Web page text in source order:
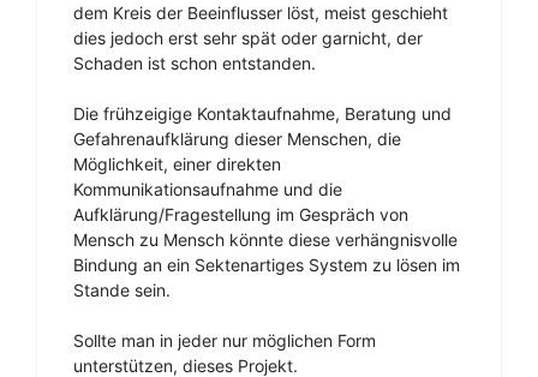
dem Kreis der Beeinflusser löst, meist geschieht
dies jedoch erst sehr spät oder garnicht, der
Schaden ist schon entstanden.
Die frühzeigige Kontaktaufnahme, Beratung und
Gefahrenaufklärung dieser Menschen, die
Möglichkeit, einer direkten
Kommunikationsaufnahme und die
Aufklärung/Fragestellung im Gespräch von
Mensch zu Mensch könnte diese verhängnisvolle
Bindung an ein Sektenartiges System zu lösen im
Stande sein.
Sollte man in jeder nur möglichen Form
unterstützen, dieses Projekt.